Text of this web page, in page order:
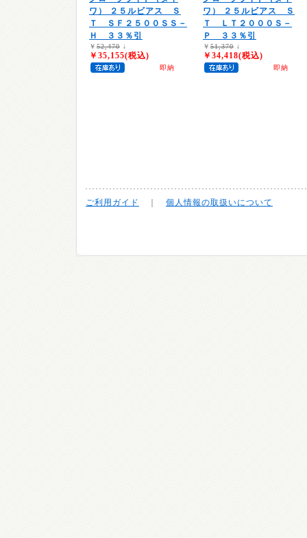
ワ）
２５ルビアス Ｓ
Ｔ ＳＦ２５００ＳＳ－
Ｈ ３３％引
￥ 52,470 ↓
￥35,155(税込)
即納
ワ）
２５ルビアス Ｓ
Ｔ ＬＴ２０００Ｓ－
Ｐ ３３％引
￥ 51,370 ↓
￥34,418(税込)
即納
ご利用ガイド 個人情報の取扱いについて